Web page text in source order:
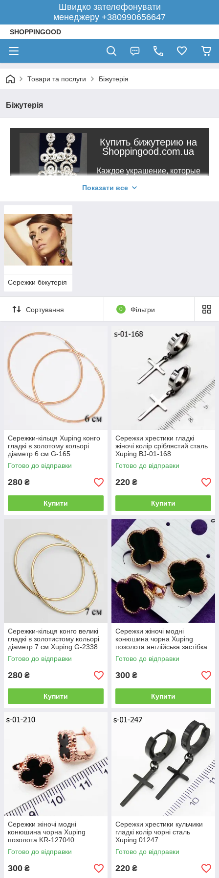
Швидко зателефонувати
менеджеру +380990656647
SHOPPINGOOD
Товари та послуги Біжутерія
Біжутерія
Купить бижутерию на
Shoppingood.com.ua
Каждое украшение, которые
создано с одной целью –
изюминкой в любом Вашем образе, подымая Вам
настроение и самооценку.
Выбрать бижутерию
Женщинам всегда хочется все, много и сразу – много
украшений, полные шкафы нарядов и море мужского
внимания. Обилие украшений можно обеспечить с
минимальными потерями для кошелька, если Вы знаете
стоящий магазин с бижутерией
. В этом каталоге нашего
магазина представлена бижутерия в огромном
ассортименте, а именно:
Серьги на любой вкус;
Колье на все случаи жизни и под любые наряды;
Браслеты, подчеркивающие изящество запястья;
Броши, которые помогут сделать правильный акцент
на женственном образе.
Показати все
Сережки біжутерія
Сортування 0 Фільтри
Сережки-кільця Xuping конго
гладкі в золотому кольорі
діаметр 6 см G-165
Готово до відправки
280 ₴
Купити
Сережки хрестики гладкі
жіночі колір сріблястий сталь
Xuping BJ-01-168
Готово до відправки
220 ₴
Купити
Сережки-кільця конго великі
гладкі в золотистому кольорі
діаметр 7 см Xuping G-2338
Готово до відправки
280 ₴
Купити
Сережки жіночі модні
конюшина чорна Xuping
позолота англійська застібка
Готово до відправки
300 ₴
Купити
Сережки жіночі модні
конюшина чорна Xuping
позолота KR-127040
Готово до відправки
300 ₴
Сережки хрестики кульчики
гладкі колір чорні сталь
Xuping 01247
Готово до відправки
220 ₴